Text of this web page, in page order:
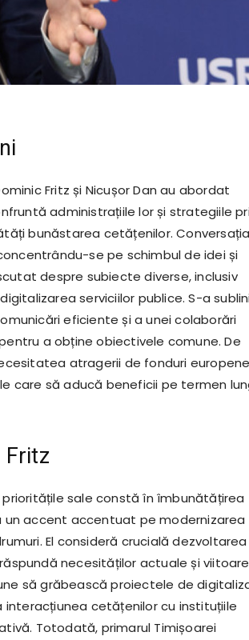
Fritz și Nicușor Dan au abordat
administrațiile lor și strategiile
bunăstarea cetățenilor.
se pe schimbul de idei și
despre subiecte diverse, inclusiv
serviciilor publice. S-a
eficiente și a unei colaborări
a obține obiectivele comune. De
atragerii de fonduri
care să aducă beneficii pe termen
Fritz
sale constă în îmbunătățirea
un accent accentuat pe modernizarea
El consideră crucială dezvoltarea
necesităților actuale și viitoare
să grăbească proiectele de
cetățenilor cu instituțiile
Totodată, primarul Timișoarei